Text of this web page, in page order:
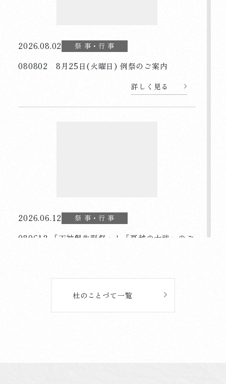
2026.08.02 祭 事・行 事
080802 8月25日(火曜日) 例祭のご案内
詳しく見る
2026.06.12 祭 事・行 事
080612 「天神御生誕祭」と「夏越の大祓」のご
杜のことづて一覧